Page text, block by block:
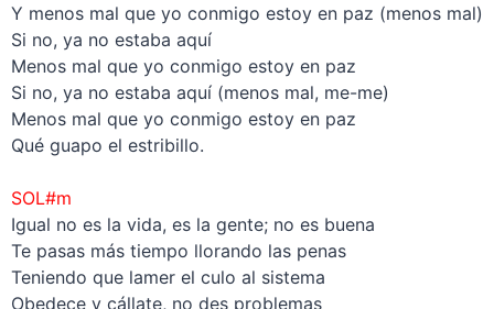
Y menos mal que yo conmigo estoy en paz (menos mal)
Si no, ya no estaba aquí
Menos mal que yo conmigo estoy en paz
Si no, ya no estaba aquí (menos mal, me-me)
Menos mal que yo conmigo estoy en paz
Qué guapo el estribillo.
SOL#m
Igual no es la vida, es la gente; no es buena
Te pasas más tiempo llorando las penas
Teniendo que lamer el culo al sistema
Obedece y cállate, no des problemas